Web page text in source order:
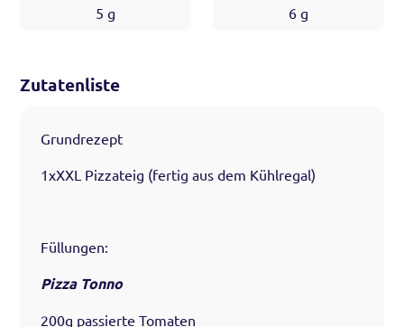
5 g 6g
Zutatenliste
Grundrezept
1xXXL Pizzateig (fertig aus dem Kühlregal)
Füllungen:
Pizza Tonno
200g passierte Tomaten